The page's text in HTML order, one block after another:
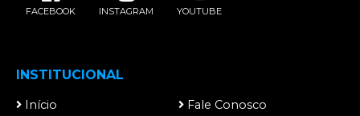
FACEBOOK INSTAGRAM YOUTUBE
INSTITUCIONAL
Início
Fale Conosco